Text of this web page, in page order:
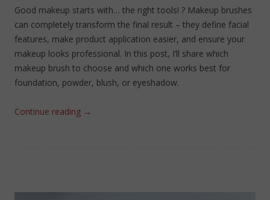
Good makeup starts with… the right tools! ? Makeup brushes
can completely transform the final result – they define facial
features, make product application easier, and ensure your
makeup looks professional. In this post, I’ll share which
makeup brush to choose and which one works best for
foundation, powder, blush, or eyeshadow.
Continue reading →